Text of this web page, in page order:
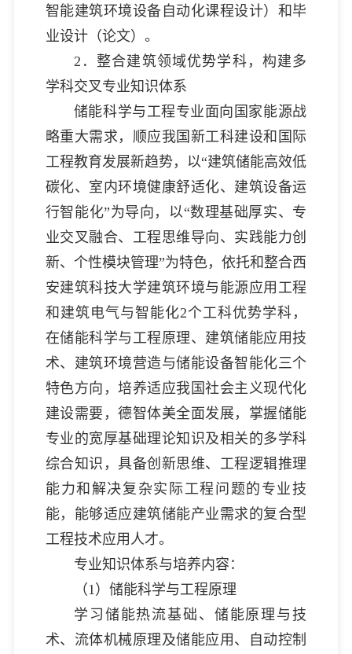
智能建筑环境设备自动化课程设计）和毕
业设计（论文）。
2．整合建筑领域优势学科，构建多
学科交叉专业知识体系
储能科学与工程专业面向国家能源战
略重大需求，顺应我国新工科建设和国际
工程教育发展新趋势，以“建筑储能高效低
碳化、室内环境健康舒适化、建筑设备运
行智能化”为导向，以“数理基础厚实、专
业交叉融合、工程思维导向、实践能力创
新、个性模块管理”为特色，依托和整合西
安建筑科技大学建筑环境与能源应用工程
和建筑电气与智能化2个工科优势学科，
在储能科学与工程原理、建筑储能应用技
术、建筑环境营造与储能设备智能化三个
特色方向，培养适应我国社会主义现代化
建设需要，德智体美全面发展，掌握储能
专业的宽厚基础理论知识及相关的多学科
综合知识，具备创新思维、工程逻辑推理
能力和解决复杂实际工程问题的专业技
能，能够适应建筑储能产业需求的复合型
工程技术应用人才。
专业知识体系与培养内容：
（1）储能科学与工程原理
学习储能热流基础、储能原理与技
术、流体机械原理及储能应用、自动控制